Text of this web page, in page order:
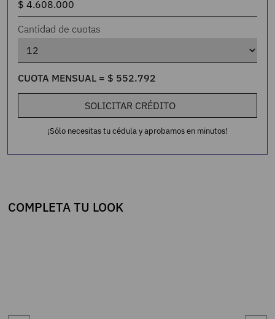
Cantidad de cuotas
CUOTA MENSUAL = $ 552.792
SOLICITAR CRÉDITO
¡Sólo necesitas tu cédula y aprobamos en minutos!
COMPLETA TU LOOK